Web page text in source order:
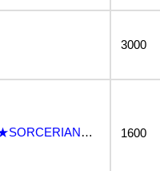
3000
【GB3812/60/0】メガドライブソフト★ソーサリアン★RPG★SORCERIAN★MD★MEG... 1600